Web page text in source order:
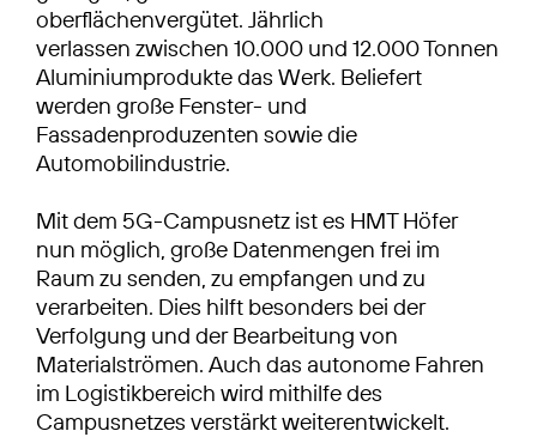
oberflächenvergütet. Jährlich
verlassen zwischen 10.000 und 12.000 Tonnen
Aluminiumprodukte das Werk. Beliefert
werden große Fenster- und
Fassadenproduzenten sowie die
Automobilindustrie.
Mit dem 5G-Campusnetz ist es HMT Höfer
nun möglich, große Datenmengen frei im
Raum zu senden, zu empfangen und zu
verarbeiten. Dies hilft besonders bei der
Verfolgung und der Bearbeitung von
Materialströmen. Auch das autonome Fahren
im Logistikbereich wird mithilfe des
Campusnetzes verstärkt weiterentwickelt.